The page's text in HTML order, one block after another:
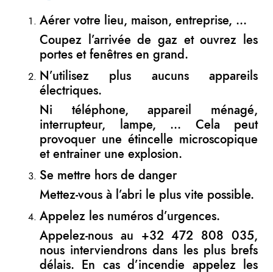
Aérer votre lieu, maison, entreprise, …
Coupez l’arrivée de gaz et ouvrez les
portes et fenêtres en grand.
N’utilisez plus aucuns appareils
électriques.
Ni téléphone, appareil ménagé,
interrupteur, lampe, … Cela peut
provoquer une étincelle microscopique
et entrainer une explosion.
Se mettre hors de danger
Mettez-vous à l’abri le plus vite possible.
Appelez les numéros d’urgences.
Appelez-nous au +32 472 808 035,
nous interviendrons dans les plus brefs
délais. En cas d’incendie appelez les